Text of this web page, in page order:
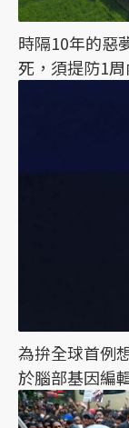
時隔10年的惡
死，須提防1
為拚全球首例
於腦部基因編